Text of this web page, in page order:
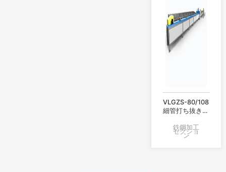
VLGZS-80/108
細管打ち抜き・
鉄鋼加工
セクショ
ン